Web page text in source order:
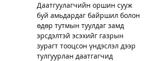
Даатгуулагчийн оршин сууж
буй амьдардаг байршил болон
өдөр тутмын туулдаг замд
эрсдэлтэй эсэхийг газрын
зурагт тооцсон үндэслэл дээр
тулгуурлан даатгагчид